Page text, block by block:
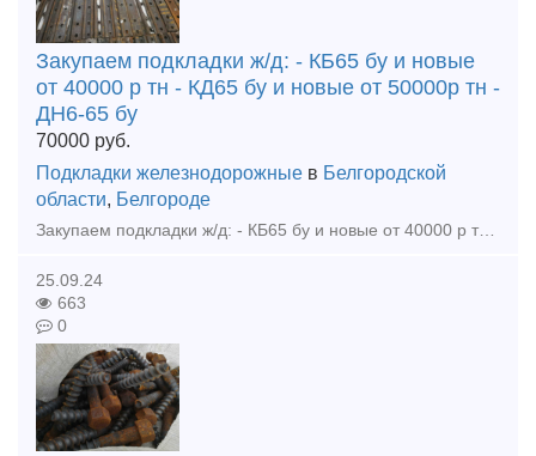
Закупаем подкладки ж/д: - КБ65 бу и новые
от 40000 р тн - КД65 бу и новые от 50000р тн -
ДН6-65 бу
70000 руб.
Подкладки железнодорожные в Белгородской
области, Белгороде
Закупаем подкладки ж/д: - КБ65 бу и новые от 40000 р тн - КД65 бу и новые от 50000р тн - ДН6-65 бу и новые от 35000р тн - Болт стыковой бу и новый от 40000р тн - Болт клеммный, закладной бу и
25.09.24
663
0